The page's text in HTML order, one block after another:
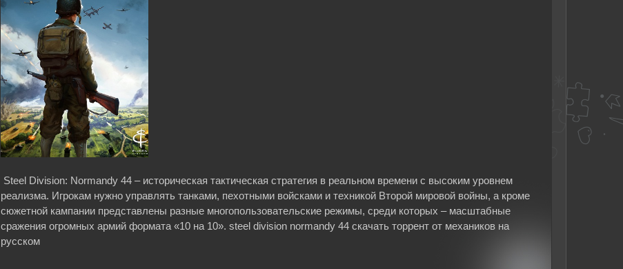
Steel Division: Normandy 44 – историческая тактическая стратегия в реальном времени с высоким уровнем
реализма. Игрокам нужно управлять танками, пехотными войсками и техникой Второй мировой войны, а кроме
сюжетной кампании представлены разные многопользовательские режимы, среди которых – масштабные
сражения огромных армий формата «10 на 10». steel division normandy 44 скачать торрент от механиков на
русском